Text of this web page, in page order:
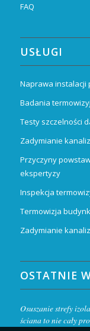
FAQ
USŁUGI
Naprawa instalacji
Badania
Testy szczelności
Zadymianie
Przyczyny
ekspertyzy
Inspekcja
Termowizja
Zadymianie
OSTATNIE
Osuszanie strefy
ściana to nie cały